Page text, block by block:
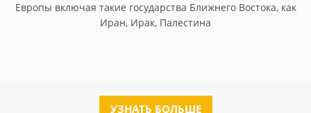
Европы включая такие государства Ближнего Востока, как
Иран, Ирак, Палестина
УЗНАТЬ БОЛЬШЕ